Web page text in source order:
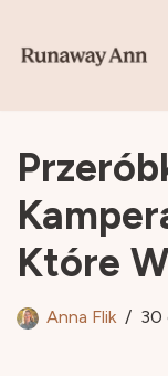
Przejdź
Które
Anna Flik 30